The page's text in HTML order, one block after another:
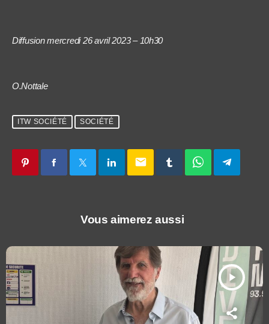
Diffusion mercredi 26 avril 2023 – 10h30
O.Nottale
ITW SOCIÉTÉ SOCIÉTÉ
email
Vous aimerez aussi
play_arrow